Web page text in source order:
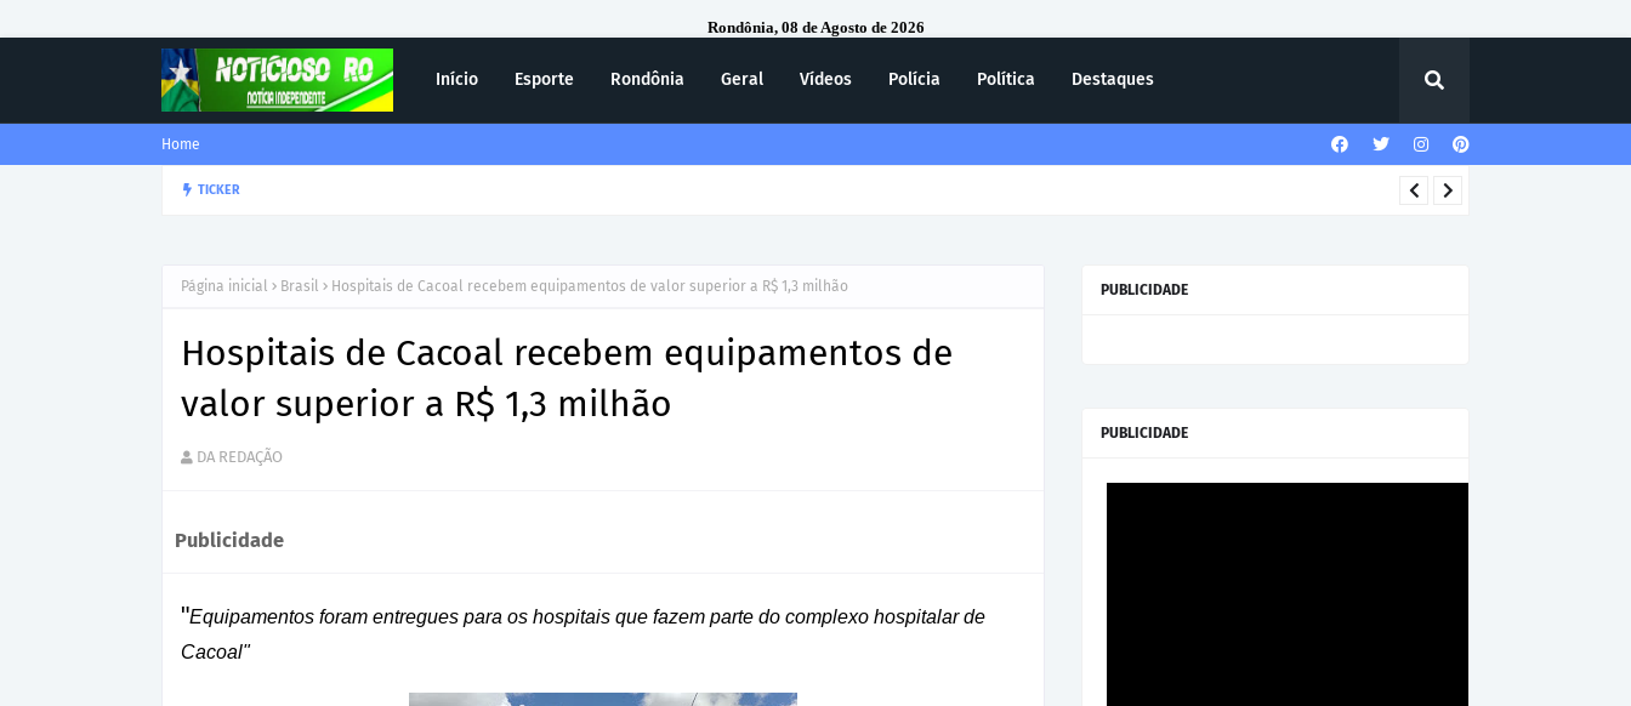
Rondônia, 08 de Agosto de 2026
Início Esporte Rondônia Geral Vídeos Polícia Política Destaques
Home
TICKER
Página inicial Brasil Hospitais de Cacoal recebem equipamentos de valor superior a R$ 1,3 milhão
Hospitais de Cacoal recebem equipamentos de
valor superior a R$ 1,3 milhão
DA REDAÇÃO
Publicidade
"Equipamentos foram entregues para os hospitais que fazem parte do complexo hospitalar de
Cacoal"
PUBLICIDADE
PUBLICIDADE